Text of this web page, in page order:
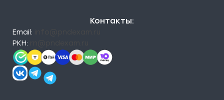
Контакты:
Email:
РКН: